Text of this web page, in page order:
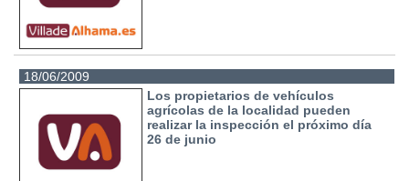
18/06/2009
Los propietarios de vehículos
agrícolas de la localidad pueden
realizar la inspección el próximo día
26 de junio